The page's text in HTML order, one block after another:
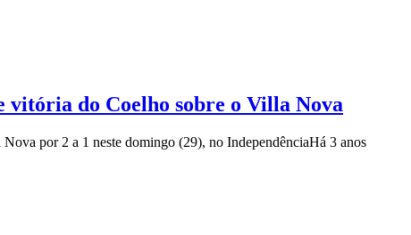
do Coelho sobre o Villa Nova
por 2 a 1 neste domingo (29), no IndependênciaHá 3 anos